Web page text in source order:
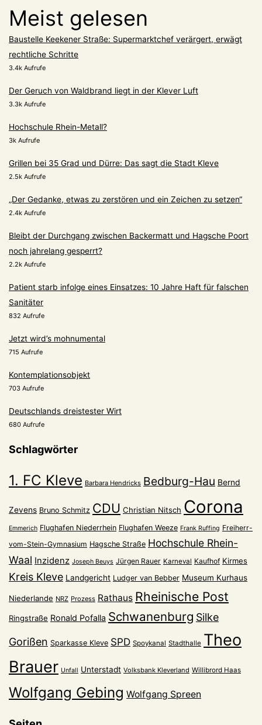
Meist gelesen
Baustelle Keekener Straße: Supermarktchef verärgert, erwägt
rechtliche Schritte
3.4k Aufrufe
Der Geruch von Waldbrand liegt in der Klever Luft
3.3k Aufrufe
Hochschule Rhein-Metall?
3k Aufrufe
Grillen bei 35 Grad und Dürre: Das sagt die Stadt Kleve
2.5k Aufrufe
„Der Gedanke, etwas zu zerstören und ein Zeichen zu setzen“
2.4k Aufrufe
Bleibt der Durchgang zwischen Backermatt und Hagsche Poort
noch jahrelang gesperrt?
2.2k Aufrufe
Patient starb infolge eines Einsatzes: 10 Jahre Haft für falschen
Sanitäter
832 Aufrufe
Jetzt wird’s mohnumental
715 Aufrufe
Kontemplationsobjekt
703 Aufrufe
Deutschlands dreistester Wirt
680 Aufrufe
Schlagwörter
1. FC Kleve Barbara Hendricks Bedburg-Hau Bernd
Zevens Bruno Schmitz CDU Christian Nitsch Corona
Emmerich Flughafen Niederrhein Flughafen Weeze Frank Ruffing Freiherr-
vom-Stein-Gymnasium Hagsche Straße Hochschule Rhein-
Waal Inzidenz Joseph Beuys Jürgen Rauer Karneval Kaufhof Kirmes
Kreis Kleve Landgericht Ludger van Bebber Museum Kurhaus
Niederlande NRZ Prozess Rathaus Rheinische Post
Ringstraße Ronald Pofalla Schwanenburg Silke
Gorißen Sparkasse Kleve SPD Spoykanal Stadthalle Theo
Brauer Unfall Unterstadt Volksbank Kleverland Willibrord Haas
Wolfgang Gebing Wolfgang Spreen